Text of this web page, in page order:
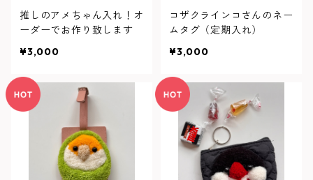
推しのアメちゃん入れ！オ
ーダーでお作り致します
¥3,000
コザクラインコさんのネー
ムタグ（定期入れ）
¥3,000